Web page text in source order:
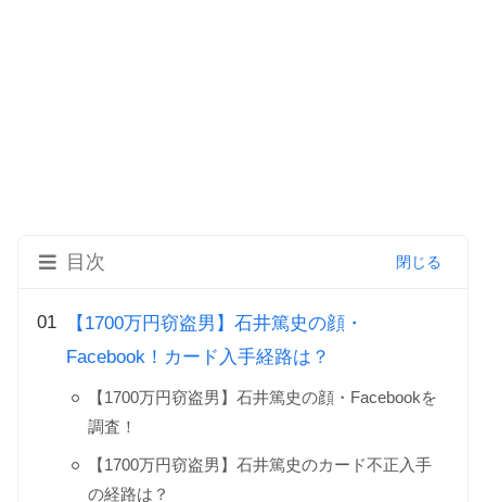
目次
【1700万円窃盗男】石井篤史の顔・
Facebook！カード入手経路は？
【1700万円窃盗男】石井篤史の顔・Facebookを
調査！
【1700万円窃盗男】石井篤史のカード不正入手
の経路は？